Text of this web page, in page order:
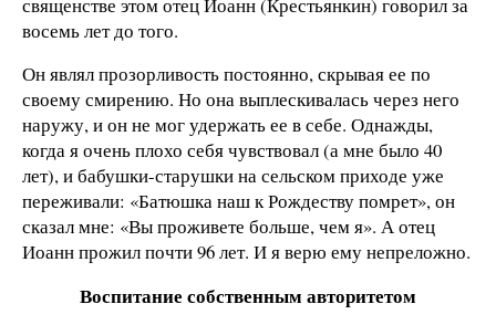
восемь лет до того.
Он являл прозорливость постоянно, скрывая ее по
своему смирению. Но она выплескивалась через него
наружу, и он не мог удержать ее в себе. Однажды,
когда я очень плохо себя чувствовал (а мне было 40
лет), и бабушки-старушки на сельском приходе уже
переживали: «Батюшка наш к Рождеству помрет», он
сказал мне: «Вы проживете больше, чем я». А отец
Иоанн прожил почти 96 лет. И я верю ему непреложно.
Воспитание собственным авторитетом